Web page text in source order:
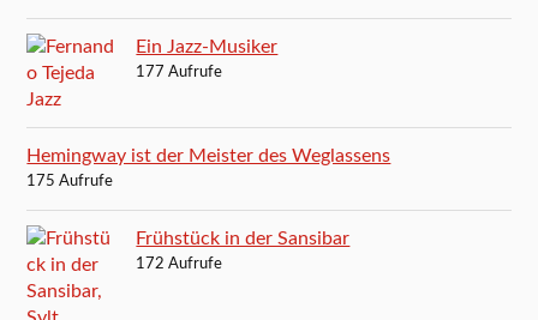
Ein Jazz-Musiker
177 Aufrufe
Hemingway ist der Meister des Weglassens
175 Aufrufe
Frühstück in der Sansibar
172 Aufrufe